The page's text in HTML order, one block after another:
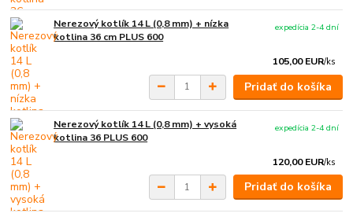
Nerezový kotlík 14 L (0,8 mm) + nízka
kotlina 36 cm PLUS 600
105,00 EUR/ks
expedícia 2-4 dní
Pridať do košíka
Nerezový kotlík 14 L (0,8 mm) + vysoká
kotlina 36 PLUS 600
120,00 EUR/ks
expedícia 2-4 dní
Pridať do košíka